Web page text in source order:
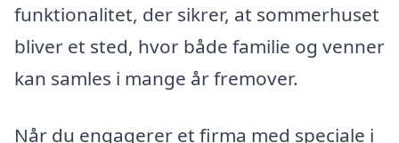
funktionalitet, der sikrer, at sommerhuset
bliver et sted, hvor både familie og venner
kan samles i mange år fremover.
Når du engagerer et firma med speciale i